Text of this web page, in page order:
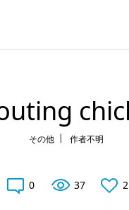
その他 作者不明
0 37 2